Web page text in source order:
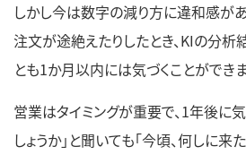
しかし今は数字の減り方に違和感が
注文が途絶えたりしたとき、KIの分析
とも1か月以内には気づくことができま
営業はタイミングが重要で、1年後に
しょうか」と聞いても「今頃、何しに来